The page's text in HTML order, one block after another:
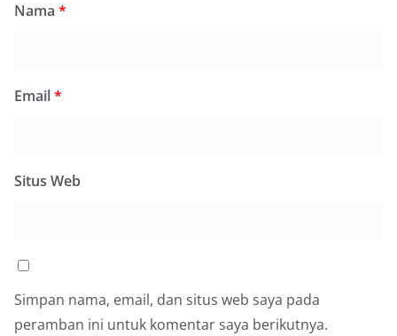
Nama *
Email*
Situs Web
Simpan nama, email, dan situs web saya pada
peramban ini untuk komentar saya berikutnya.